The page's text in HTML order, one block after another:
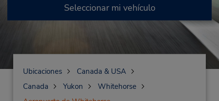
Seleccionar mi vehículo
Ubicaciones
Canada & USA
Canada
Yukon
Whitehorse